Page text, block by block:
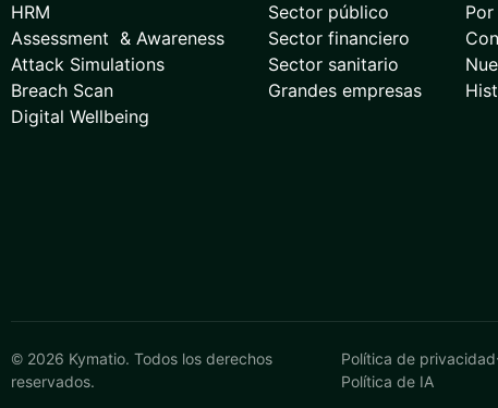
HRM
Assessment & Awareness
Attack Simulations
Breach Scan
Digital Wellbeing
Sector público
Sector financiero
Sector sanitario
Grandes empresas
© 2026 Kymatio. Todos los derechos
reservados.
Política de privacidad·
Política de IA